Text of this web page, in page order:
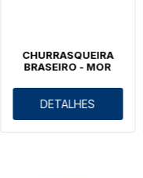
CHURRASQUEIRA
BRASEIRO - MOR
DETALHES